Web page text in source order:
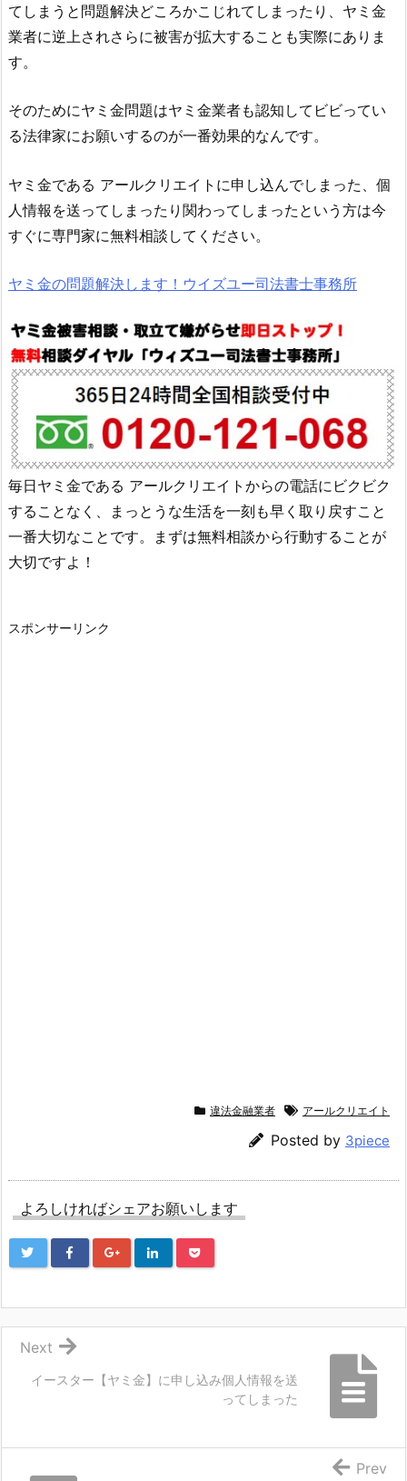
てしまうと問題解決どころかこじれてしまったり、ヤミ金
業者に逆上されさらに被害が拡大することも実際にありま
す。
そのためにヤミ金問題はヤミ金業者も認知してビビってい
る法律家にお願いするのが一番効果的なんです。
ヤミ金である アールクリエイト に申し込んでしまった、個
人情報を送ってしまったり関わってしまったという方は今
すぐに専門家に無料相談してください。
ヤミ金の問題解決します！ウイズユー司法書士事務所
毎日ヤミ金である アールクリエイト からの電話にビクビク
することなく、まっとうな生活を一刻も早く取り戻すこと
一番大切なことです。まずは無料相談から行動することが
大切ですよ！
スポンサーリンク
違法金融業者 アールクリエイト
Posted by 3piece
よろしければシェアお願いします
イースター【ヤミ金】に申し込み個人情報を送
ってしまった
Next
Prev